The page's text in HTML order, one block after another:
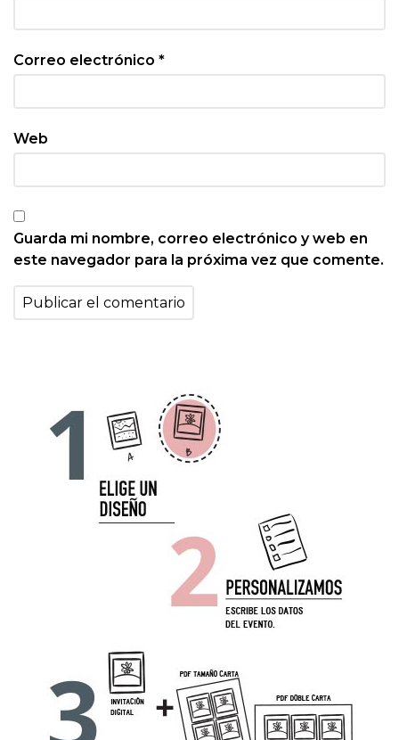
Correo electrónico *
Web
Guarda mi nombre, correo electrónico y web en
este navegador para la próxima vez que comente.